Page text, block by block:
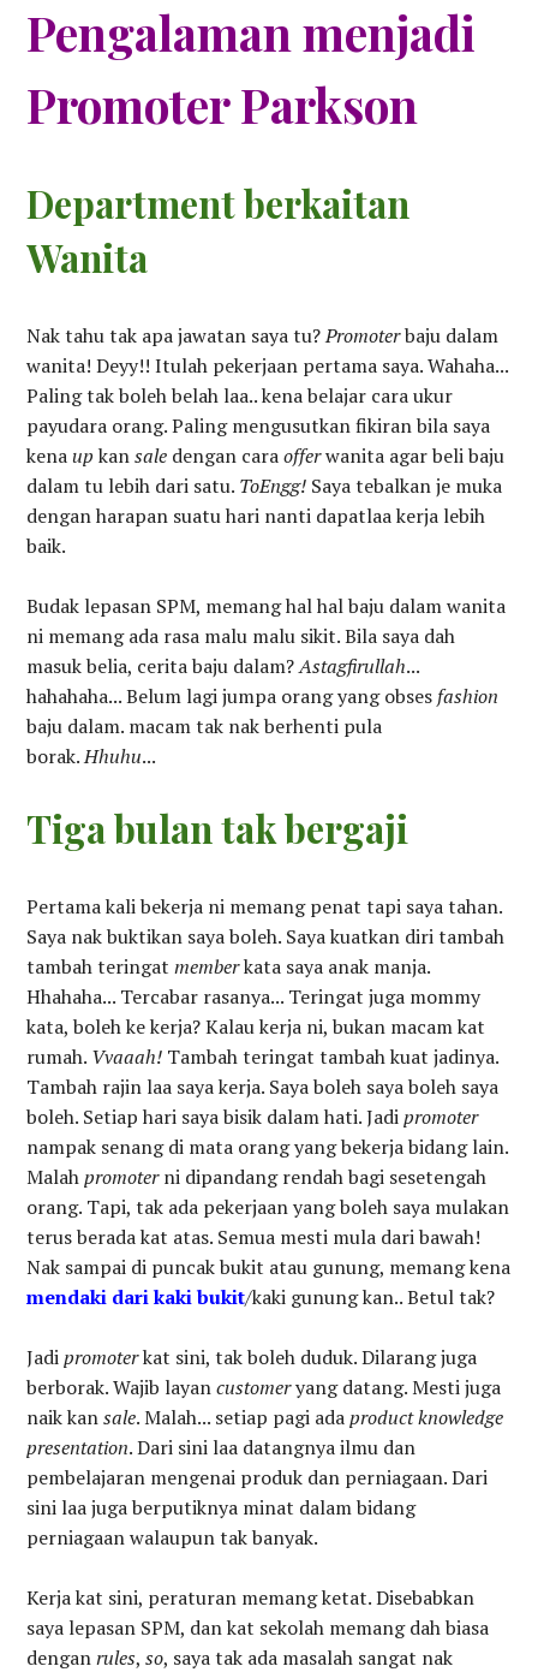
Pengalaman menjadi
Promoter Parkson
Department berkaitan
Wanita
Nak tahu tak apa jawatan saya tu?Promoterbaju dalam
wanita! Deyy!! Itulah pekerjaan pertama saya. Wahaha...
Paling tak boleh belah laa.. kena belajar cara ukur
payudara orang. Paling mengusutkan fikiran bila saya
kenaup kansale dengan caraofferwanita agar beli baju
dalam tu lebih dari satu. ToEngg! Saya tebalkan je muka
dengan harapan suatu hari nanti dapatlaa kerja lebih
baik.
Budak lepasan SPM, memang hal hal baju dalam wanita
ni memang ada rasa malu malu sikit. Bila saya dah
masuk belia, cerita baju dalam?Astagfirullah...
hahahaha... Belum lagi jumpa orang yang obsesfashion
baju dalam. macam tak nak berhenti pula
borak.Hhuhu...
Tiga bulan tak bergaji
Pertama kali bekerja ni memang penat tapi saya tahan.
Saya nak buktikan saya boleh. Saya kuatkan diri tambah
tambah teringatmemberkata saya anak manja.
Hhahaha... Tercabar rasanya... Teringat juga mommy
kata, boleh ke kerja? Kalau kerja ni, bukan macam kat
rumah. Vvaaah! Tambah teringat tambah kuat jadinya.
Tambah rajin laa saya kerja. Saya boleh saya boleh saya
boleh. Setiap hari saya bisik dalam hati. Jadipromoter
nampak senang di mata orang yang bekerja bidang lain.
Malahpromoterni dipandang rendah bagi sesetengah
orang. Tapi, tak ada pekerjaan yang boleh saya mulakan
terus berada kat atas. Semua mesti mula dari bawah!
Nak sampai di puncak bukit atau gunung, memang kena
mendaki dari kaki bukit/kaki gunung kan.. Betul tak?
Jadipromoterkat sini, tak boleh duduk. Dilarang juga
berborak. Wajib layancustomeryang datang. Mesti juga
naik kansale. Malah... setiap pagi adaproduct knowledge
presentation. Dari sini laa datangnya ilmu dan
pembelajaran mengenai produk dan perniagaan. Dari
sini laa juga berputiknya minat dalam bidang
perniagaan walaupun tak banyak.
Kerja kat sini, peraturan memang ketat. Disebabkan
saya lepasan SPM, dan kat sekolah memang dah biasa
denganrules,so, saya tak ada masalah sangat nak